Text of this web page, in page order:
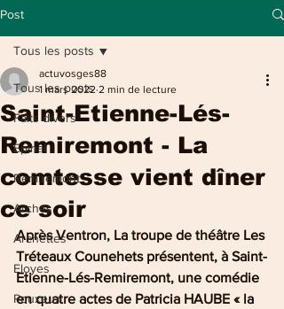
Post
Tous les posts
Faits divers
Epinal
Remiremont
Arches
Archettes
Eloyes
Pouxeux
Tous les posts
Saint-Etienne-Lés-
Remiremont - La
comtesse vient dîner
ce soir
actuvosges88
1 mars 2022 2 min de lecture
Après Ventron, La troupe de théâtre Les
Tréteaux Counehets présentent, à Saint-
Etienne-Lés-Remiremont, une comédie
en quatre actes de Patricia HAUBE « la